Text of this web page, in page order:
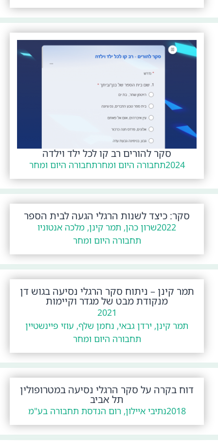
סקר להורים רב קו לכל ילד וילדה
2024תחבורה היום ומחרתחבורה היום ומחר
סקר: כיצד לשנות הרגלי הגעה לבית הספר
2022שרון כהן, תמר קינן, מלכה אנטוניו
תחבורה היום ומחר
תמר קינן – ניתוח סקר הרגלי נסיעה בגוש דן
מנקודת מבט של מגדר וקיימות
2021
תמר קינן, ירדן גבאי, נחמן שלף, עוזי פיינשטיין
תחבורה היום ומחר
דוח בקרה על סקר הרגלי נסיעה במטרופולין
תל אביב
2018נתיבי איילון, רום הנדסת תחבורה בע"מ